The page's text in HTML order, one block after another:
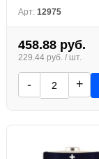
Арт: 12975
458.88 руб.
229.44 руб. / шт.
- +